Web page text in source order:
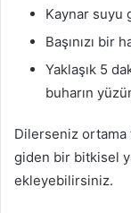
Kaynar suyu
Başınızı bir
Yaklaşık 5
buharın
Dilerseniz ortama
giden bir bitkisel
ekleyebilirsiniz.